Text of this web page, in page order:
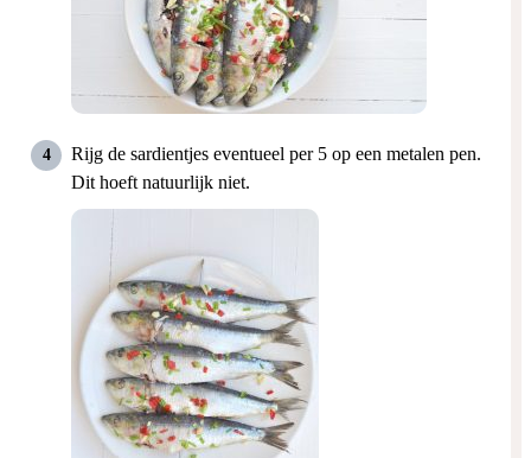
Rijg de sardientjes eventueel per 5 op een metalen pen.
Dit hoeft natuurlijk niet.